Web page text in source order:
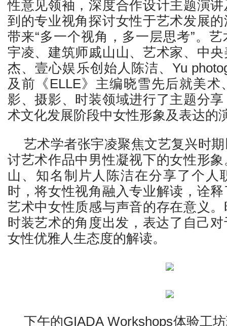
性意见领袖，深度合作设计主题演
到的专业视角探讨女性于艺术发展
带来“多一个视角，多一层思考”。
宇凌、建筑师戚山山、艺术家、中
杰、壹心娱乐创始人陈洁、Yu
及前《ELLE》主编晓雪先后就美术
影、摄影、时装领域进行了主题分
术文化发展阶段中女性形象及表达的
艺术学者张宇凌聚焦文艺复兴时
讨艺术作品中男性凝视下的女性形
山、知名制片人陈洁在分享了个人
时，将女性视角融入专业解读，诠
艺术中女性质感与声音的存在意义
时装艺术的角度出发，表达了自己
女性优雅人生态度的解读。
下午的GIADA Workshops体验工